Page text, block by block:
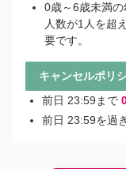
0歳～6歳未満
人数が1人を超
要です。
キャンセルポリ
前日 23:59まで
前日 23:59を過